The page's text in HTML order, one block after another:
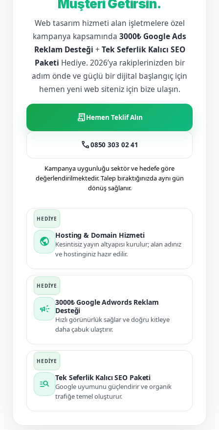
Müşteri Getirsin.
Web tasarım hizmeti alan işletmelere özel
kampanya kapsamında 3000₺ Google Ads
Reklam Desteği + Tek Seferlik Kalıcı SEO
Paketi Hediye. 2026’ya rakiplerinizden bir
adım önde ve güçlü bir dijital başlangıç için
hemen yeni web siteniz için bize ulaşın.
receipt_longHemen Teklif Alın
call0850 303 02 41
Kampanya uygunluğu sektör ve hedefe göre
değerlendirilmektedir. Talep bıraktığınızda aynı gün
dönüş sağlanır.
public
Hosting & Domain Hizmeti
Kesintisiz yayın altyapısı kurulur; alan adınız
ve hostinginiz hazır edilir.
campaign
3000₺ Google Adwords Reklam
Desteği
Hızlı görünürlük sağlar ve doğru kitleye
daha çabuk ulaştırır.
manage_search
Tek Seferlik Kalıcı SEO Paketi
Google uyumunu güçlendirir ve organik
trafiğe temel oluşturur.